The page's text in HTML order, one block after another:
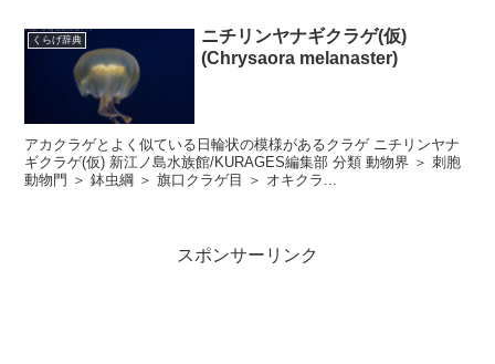
くらげ辞典
ニチリンヤナギクラゲ(仮)
(Chrysaora melanaster)
アカクラゲとよく似ている日輪状の模様があるクラゲ ニチリンヤナ
ギクラゲ(仮) 新江ノ島水族館/KURAGES編集部 分類 動物界 ＞ 刺胞
動物門 ＞ 鉢虫綱 ＞ 旗口クラゲ目 ＞ オキクラ...
スポンサーリンク